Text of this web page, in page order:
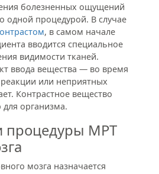
болезненных ощущений
одной процедурой. В случае
, в самом начале
вводится специальное
видимости тканей.
ввода вещества — во время
или неприятных
Контрастное вещество
организма.
процедуры МРТ
мозга назначается